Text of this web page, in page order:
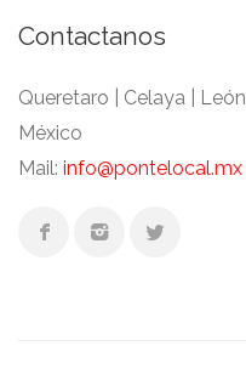
Contactanos
Queretaro | Celaya | León
México
Mail: info@pontelocal.mx